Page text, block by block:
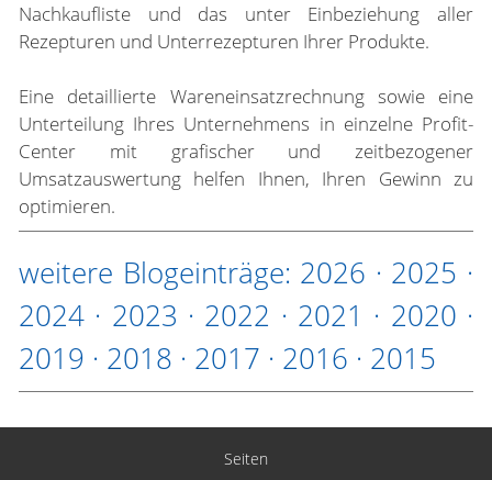
Nachkaufliste und das unter Einbeziehung aller
Rezepturen und Unterrezepturen Ihrer Produkte.
Eine detaillierte Wareneinsatzrechnung sowie eine
Unterteilung Ihres Unternehmens in einzelne Profit-
Center mit grafischer und zeitbezogener
Umsatzauswertung helfen Ihnen, Ihren Gewinn zu
optimieren.
weitere Blogeinträge: 2026 · 2025 ·
2024 · 2023 · 2022 · 2021 · 2020 ·
2019 · 2018 · 2017 · 2016 · 2015
Seiten